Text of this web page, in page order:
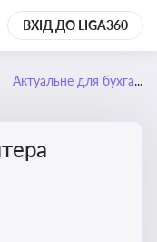
ВХІД ДО LIGA360
Актуальне для бухгалтера